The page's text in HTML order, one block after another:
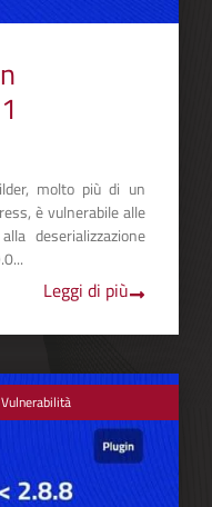
molto più di un
è vulnerabile alle
deserializzazione
Leggi di più
Vulnerabilità